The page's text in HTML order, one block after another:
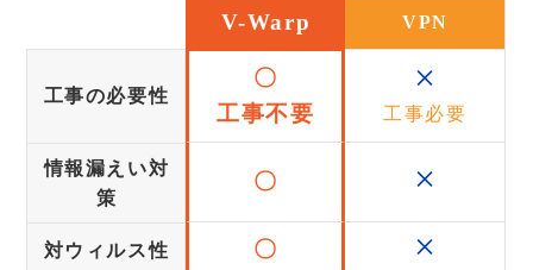
V-Warp VPN
工事の必要性
〇
工事不要
×
工事必要
情報漏えい対
策
〇 ×
対ウィルス性 〇 ×